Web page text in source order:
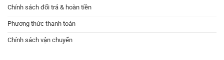
Chính sách đổi trả & hoàn tiền
Phương thức thanh toán
Chính sách vận chuyển